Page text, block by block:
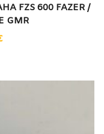
FZS 600 FAZER /
GMR